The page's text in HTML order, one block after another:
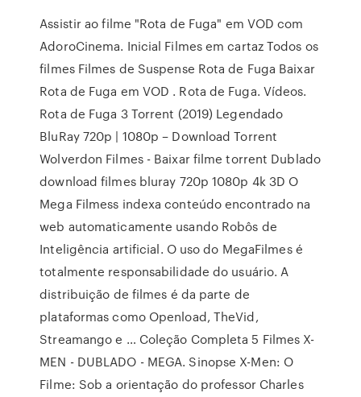
Assistir ao filme "Rota de Fuga" em VOD com
AdoroCinema. Inicial Filmes em cartaz Todos os
filmes Filmes de Suspense Rota de Fuga Baixar
Rota de Fuga em VOD . Rota de Fuga. Vídeos.
Rota de Fuga 3 Torrent (2019) Legendado
BluRay 720p | 1080p – Download Torrent
Wolverdon Filmes - Baixar filme torrent Dublado
download filmes bluray 720p 1080p 4k 3D O
Mega Filmess indexa conteúdo encontrado na
web automaticamente usando Robôs de
Inteligência artificial. O uso do MegaFilmes é
totalmente responsabilidade do usuário. A
distribuição de filmes é da parte de
plataformas como Openload, TheVid,
Streamango e … Coleção Completa 5 Filmes X-
MEN - DUBLADO - MEGA. Sinopse X-Men: O
Filme: Sob a orientação do professor Charles